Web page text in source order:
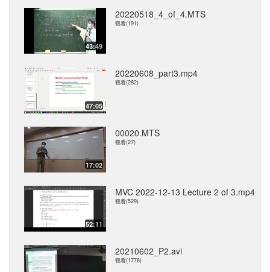
43:49
20220518_4_of_4.MTS
觀看(191)
47:05
20220608_part3.mp4
觀看(282)
17:02
00020.MTS
觀看(27)
52:11
MVC 2022-12-13 Lecture 2 of 3.mp4
觀看(529)
20210602_P2.avi
觀看(1778)